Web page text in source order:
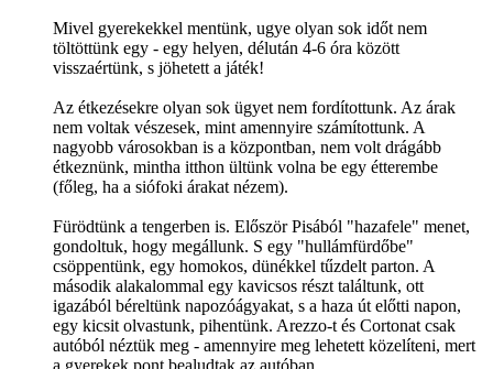
Mivel gyerekekkel mentünk, ugye olyan sok időt nem
töltöttünk egy - egy helyen, délután 4-6 óra között
visszaértünk, s jöhetett a játék!
Az étkezésekre olyan sok ügyet nem fordítottunk. Az árak
nem voltak vészesek, mint amennyire számítottunk. A
nagyobb városokban is a központban, nem volt drágább
étkeznünk, mintha itthon ültünk volna be egy étterembe
(főleg, ha a siófoki árakat nézem).
Fürödtünk a tengerben is. Először Pisából "hazafele" menet,
gondoltuk, hogy megállunk. S egy "hullámfürdőbe"
csöppentünk, egy homokos, dünékkel tűzdelt parton. A
második alakalommal egy kavicsos részt találtunk, ott
igazából béreltünk napozóágyakat, s a haza út előtti napon,
egy kicsit olvastunk, pihentünk. Arezzo-t és Cortonat csak
autóból néztük meg - amennyire meg lehetett közelíteni, mert